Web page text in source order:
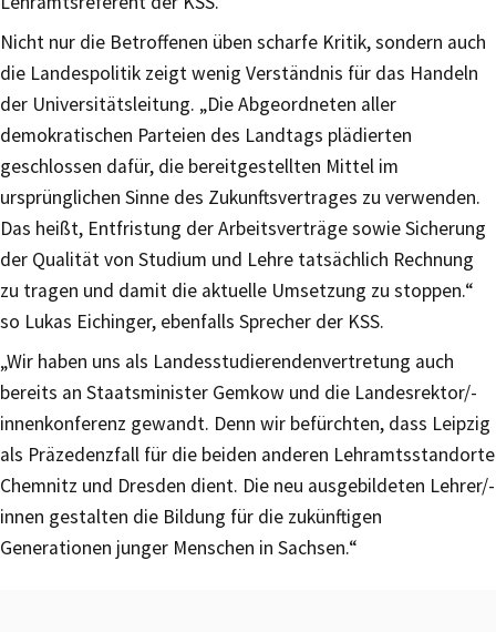
Nicht nur die Betroffenen üben scharfe Kritik, sondern auch
die Landespolitik zeigt wenig Verständnis für das Handeln
der Universitätsleitung. „Die Abgeordneten aller
demokratischen Parteien des Landtags plädierten
geschlossen dafür, die bereitgestellten Mittel im
ursprünglichen Sinne des Zukunftsvertrages zu verwenden.
Das heißt, Entfristung der Arbeitsverträge sowie Sicherung
der Qualität von Studium und Lehre tatsächlich Rechnung
zu tragen und damit die aktuelle Umsetzung zu stoppen.“
so Lukas Eichinger, ebenfalls Sprecher der KSS.
„Wir haben uns als Landesstudierendenvertretung auch
bereits an Staatsminister Gemkow und die Landesrektor/-
innenkonferenz gewandt. Denn wir befürchten, dass Leipzig
als Präzedenzfall für die beiden anderen Lehramtsstandorte
Chemnitz und Dresden dient. Die neu ausgebildeten Lehrer/-
innen gestalten die Bildung für die zukünftigen
Generationen junger Menschen in Sachsen.“